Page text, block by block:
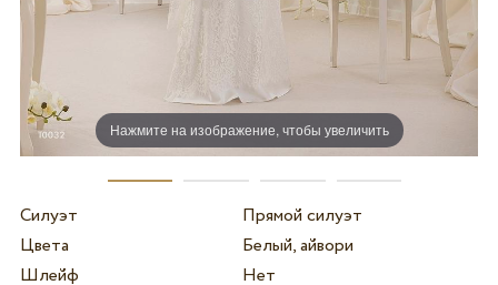
Нажмите на изображение, чтобы увеличить
Силуэт
Прямой силуэт
Цвета
Белый, айвори
Шлейф
Нет